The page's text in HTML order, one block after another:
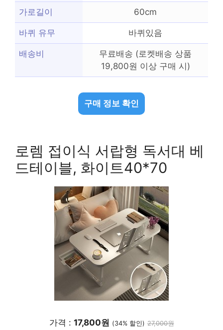
가로길이 60cm
바퀴 유무 바퀴있음
배송비
무료배송 (로켓배송 상품
19,800원 이상 구매 시)
구매 정보 확인
로렘 접이식 서랍형 독서대 베
드테이블, 화이트40*70
가격 : 17,800원 (34% 할인) 27,000원